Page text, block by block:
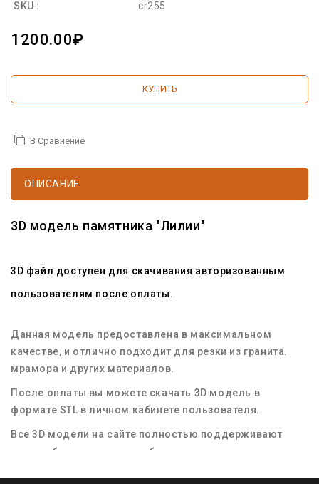
SKU :
cr255
1200.00₽
КУПИТЬ
В Сравнение
ОПИСАНИЕ
3D модель памятника "Лилии"
3D файл доступен для скачивания авторизованным
пользователям после оплаты.
Данная модель предоставлена в максимальном
качестве, и отлично подходит для резки из гранита.
мрамора и других материалов.
После оплаты вы можете скачать 3D модель в
формате STL в личном кабинете пользователя.
Все 3D модели на сайте полностью поддерживают
масштабирование для любых размеров заготовок